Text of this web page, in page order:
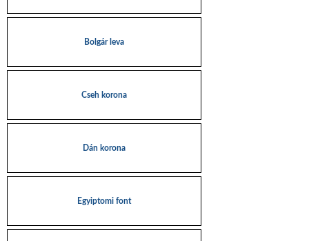
Bolgár leva
Cseh korona
Dán korona
Egyiptomi font